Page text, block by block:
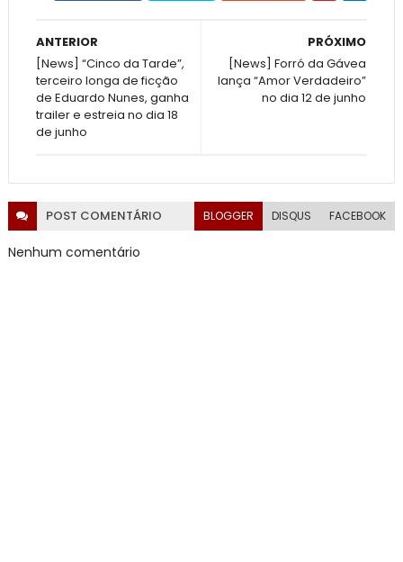
PRÓXIMO
[News] Forró da Gávea
lança “Amor Verdadeiro”
no dia 12 de junho
ANTERIOR
[News] “Cinco da Tarde”,
terceiro longa de ficção
de Eduardo Nunes, ganha
trailer e estreia no dia 18
de junho
POST COMENTÁRIO BLOGGER DISQUS FACEBOOK
Nenhum comentário